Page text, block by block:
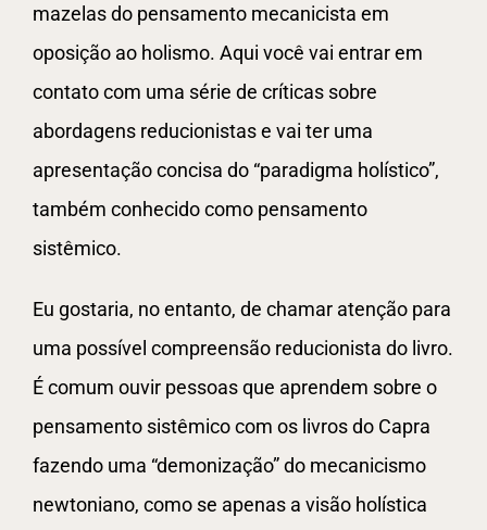
mazelas do pensamento mecanicista em
oposição ao holismo. Aqui você vai entrar em
contato com uma série de críticas sobre
abordagens reducionistas e vai ter uma
apresentação concisa do “paradigma holístico”,
também conhecido como pensamento
sistêmico.
Eu gostaria, no entanto, de chamar atenção para
uma possível compreensão reducionista do livro.
É comum ouvir pessoas que aprendem sobre o
pensamento sistêmico com os livros do Capra
fazendo uma “demonização” do mecanicismo
newtoniano, como se apenas a visão holística